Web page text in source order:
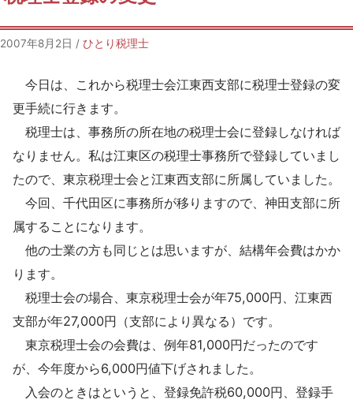
2007年8月2日 / ひとり税理士
今日は、これから税理士会江東西支部に税理士登録の変
更手続に行きます。
税理士は、事務所の所在地の税理士会に登録しなければ
なりません。私は江東区の税理士事務所で登録していまし
たので、東京税理士会と江東西支部に所属していました。
今回、千代田区に事務所が移りますので、神田支部に所
属することになります。
他の士業の方も同じとは思いますが、結構年会費はかか
ります。
税理士会の場合、東京税理士会が年75,000円、江東西
支部が年27,000円（支部により異なる）です。
東京税理士会の会費は、例年81,000円だったのです
が、今年度から6,000円値下げされました。
入会のときはというと、登録免許税60,000円、登録手